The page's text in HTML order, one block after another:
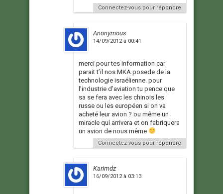
Connectez-vous pour répondre
Anonymous
14/09/2012 à 00:41
merci pour tes information car
parait t’il nos MKA posede de la
technologie israélienne. pour
l’industrie d’aviation tu pence que
sa se fera avec les chinois les
russe ou les européen si on va
acheté leur avion ? ou même un
miracle qui arrivera et on fabriquera
un avion de nous même
Connectez-vous pour répondre
Karimdz
16/09/2012 à 03:13